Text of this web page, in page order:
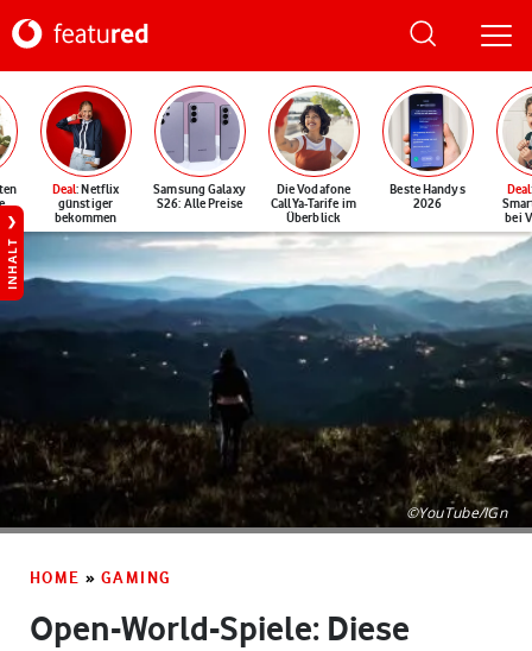
Deal: Netflix
günstiger
bekommen
Samsung Galaxy
S26: Alle Preise
Die Vodafone
CallYa-Tarife im
Überblick
Beste Handys
2026
Deal
bei
INHALT
©YouTube/IGn
HOME » GAMING
Open-World-Spiele: Diese